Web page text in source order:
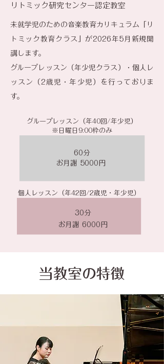
リトミック研究センター認定教室
未就学児のための音楽教育カリキュラム「リ
トミック教育クラス」が2026年5月新規開
講します。
グループレッスン（年少児クラス）・個人レ
ッスン（2歳児・年少児）を行っておりま
す。
グループレッスン（​年40回/年少児）
※日曜日9:00枠のみ
60分
お月謝 5000円
​個人レッスン（年42回/2歳児・年少児）
30分
お月謝 6000円
​当教室の特徴